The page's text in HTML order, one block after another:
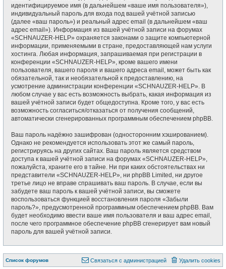
идентифицируемое имя (в дальнейшем «ваше имя пользователя»),
индивидуальный пароль для входа под вашей учётной записью
(далее «ваш пароль») и реальный адрес email (в дальнейшем «ваш
адрес email»). Информация из вашей учётной записи на форумах
«SCHNAUZER-HELP» охраняется законами о защите компьютерной
информации, применяемыми в стране, предоставляющей нам услуги
хостинга. Любая информация, запрашиваемая при регистрации в
конференции «SCHNAUZER-HELP», кроме вашего имени
пользователя, вашего пароля и вашего адреса email, может быть как
обязательной, так и необязательной к предоставлению, на
усмотрение администрации конференции «SCHNAUZER-HELP». В
любом случае у вас есть возможность выбрать, какая информация из
вашей учётной записи будет общедоступна. Кроме того, у вас есть
возможность согласиться/отказаться от получения сообщений,
автоматически сгенерированных программным обеспечением phpBB.
Ваш пароль надёжно зашифрован (односторонним хэшированием).
Однако не рекомендуется использовать этот же самый пароль,
регистрируясь на других сайтах. Ваш пароль является средством
доступа к вашей учётной записи на форумах «SCHNAUZER-HELP»,
пожалуйста, храните его в тайне. Ни при каких обстоятельствах ни
представители «SCHNAUZER-HELP», ни phpBB Limited, ни другое
третье лицо не вправе спрашивать ваш пароль. В случае, если вы
забудете ваш пароль к вашей учётной записи, вы сможете
воспользоваться функцией восстановления пароля «Забыли
пароль?», предусмотренной программным обеспечением phpBB. Вам
будет необходимо ввести ваше имя пользователя и ваш адрес email,
после чего программное обеспечение phpBB сгенерирует вам новый
пароль для вашей учётной записи.
Список форумов Удалить cookies
Связаться с администрацией